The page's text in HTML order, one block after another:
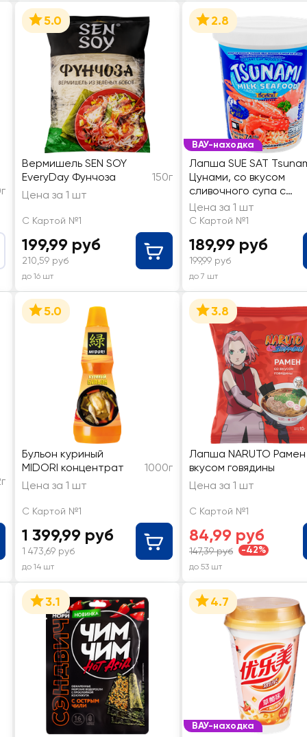
5.0
Вермишель SEN SOY
EveryDay Фунчоза
150г
Цена за 1 шт
С Картой №1
199,99 руб
210,59 руб
до 16 шт
ВАУ-находка
2.8
Лапша SUE SAT
Цунами, со вкусом
cливочного супа с
морепродуктами
Цена за 1 шт
С Картой №1
189,99 руб
199,99 руб
до 7 шт
5.0
Бульон куриный
MIDORI концентрат
1000г
Цена за 1 шт
С Картой №1
1 399,99 руб
1 473,69 руб
до 14 шт
3.8
Лапша NARUTO
вкусом говядины
Цена за 1 шт
С Картой №1
84,99 руб
147,39 руб -42%
до 53 шт
3.1
ВАУ-находка
4.7